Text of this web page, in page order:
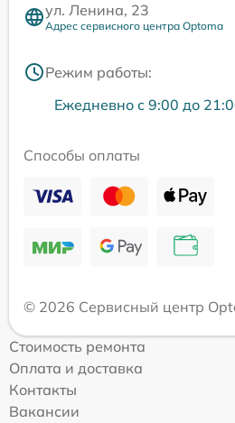
ул. Ленина, 23
Адрес сервисного центра Optoma
Режим работы:
Ежедневно с 9:00 до
Способы оплаты
© 2026 Сервисный центр
Стоимость ремонта
Оплата и доставка
Контакты
Вакансии